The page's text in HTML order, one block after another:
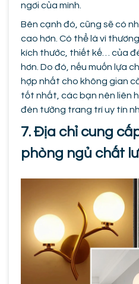
ngơi của mình.
Bên cạnh đó, cũng sẽ có
cao hơn. Có thể là vì
kích thước, thiết kế… của
hơn. Do đó, nếu muốn lựa
hợp nhất cho không gian
tốt nhất, các bạn nên liên
đèn tường trang trí uy tín
7. Địa chỉ cung
phòng ngủ chất